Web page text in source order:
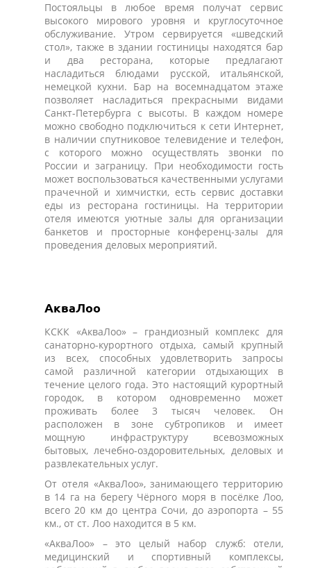
Постояльцы в любое время получат сервис
высокого мирового уровня и круглосуточное
обслуживание. Утром сервируется «шведский
стол», также в здании гостиницы находятся бар
и два ресторана, которые предлагают
насладиться блюдами русской, итальянской,
немецкой кухни. Бар на восемнадцатом этаже
позволяет насладиться прекрасными видами
Санкт-Петербурга с высоты. В каждом номере
можно свободно подключиться к сети Интернет,
в наличии спутниковое телевидение и телефон,
с которого можно осуществлять звонки по
России и заграницу. При необходимости гость
может воспользоваться качественными услугами
прачечной и химчистки, есть сервис доставки
еды из ресторана гостиницы. На территории
отеля имеются уютные залы для организации
банкетов и просторные конференц-залы для
проведения деловых мероприятий.
АкваЛоо
КСКК «АкваЛоо» – грандиозный комплекс для
санаторно-курортного отдыха, самый крупный
из всех, способных удовлетворить запросы
самой различной категории отдыхающих в
течение целого года. Это настоящий курортный
городок, в котором одновременно может
проживать более 3 тысяч человек. Он
расположен в зоне субтропиков и имеет
мощную инфраструктуру всевозможных
бытовых, лечебно-оздоровительных, деловых и
развлекательных услуг.
От отеля «АкваЛоо», занимающего территорию
в 14 га на берегу Чёрного моря в посёлке Лоо,
всего 20 км до центра Сочи, до аэропорта – 55
км., от ст. Лоо находится в 5 км.
«АкваЛоо» – это целый набор служб: отели,
медицинский и спортивный комплексы,